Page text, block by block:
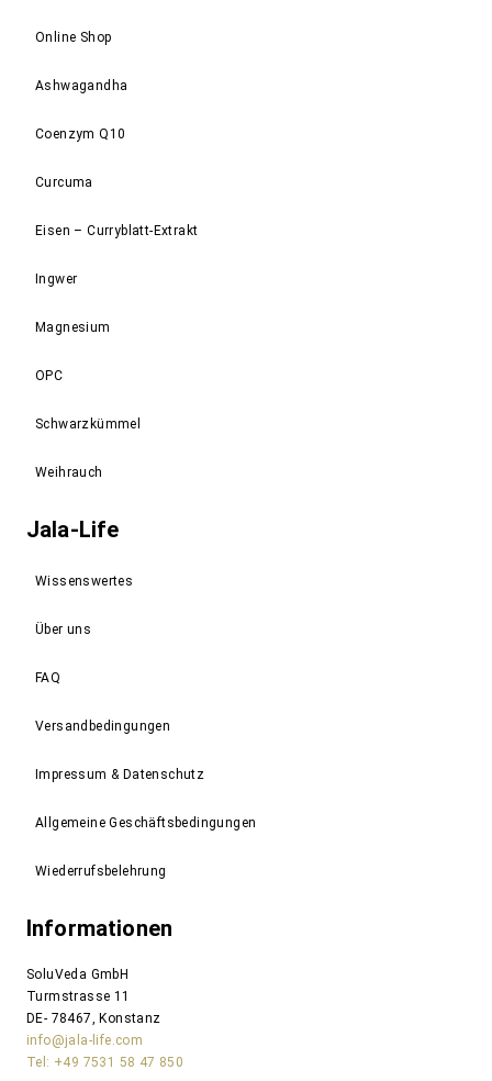
Online Shop
Ashwagandha
Coenzym Q10
Curcuma
Eisen – Curryblatt-Extrakt
Ingwer
Magnesium
OPC
Schwarzkümmel
Weihrauch
Jala-Life
Wissenswertes
Über uns
FAQ
Versandbedingungen
Impressum & Datenschutz
Allgemeine Geschäftsbedingungen
Wiederrufsbelehrung
Informationen
SoluVeda GmbH
Turmstrasse 11
DE- 78467, Konstanz
info@jala-life.com
Tel: +49 7531 58 47 850